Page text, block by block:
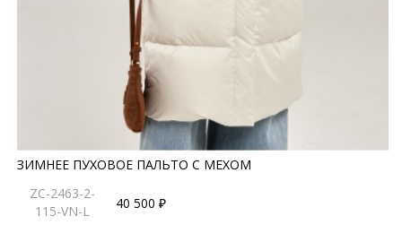
ЗИМНЕЕ ПУХОВОЕ ПАЛЬТО С МЕХОМ
ZC-2463-2-
115-VN-L
40 500 ₽